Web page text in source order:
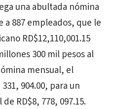
una abultada nómina
a 887 empleados, que le
RD$12,110,001.15
300 mil pesos al
mensual, el
904.00, para un
RD$8, 778, 097.15.